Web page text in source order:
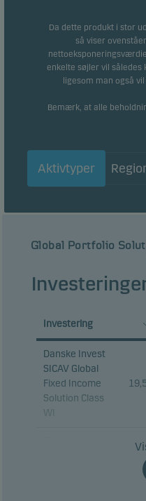
Da dette produkt i stor
så viser
enkelte søjler vil således
ligesom man også
Bemærk, at alle
Aktivtyper
Global Portfolio
Investering
Danske Invest
SICAV Global
Fixed Income
Solution Class
WI